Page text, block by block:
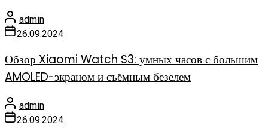
admin
26.09.2024
Обзор Xiaomi Watch S3: умных часов с большим
AMOLED-экраном и съёмным безелем
admin
26.09.2024